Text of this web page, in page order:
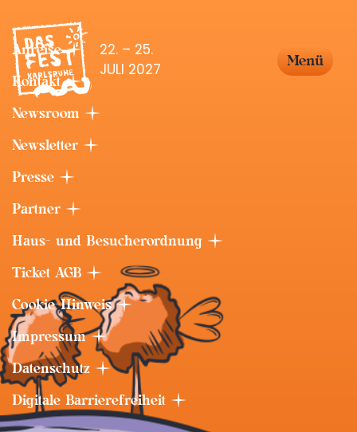
22. – 25.
JULI 2027
Menü
Anreise
Kontakt
Newsroom
Newsletter
Presse
Partner
Haus- und Besucherordnung
Ticket AGB
Cookie-Hinweis
Impressum
Datenschutz
Digitale Barrierefreiheit